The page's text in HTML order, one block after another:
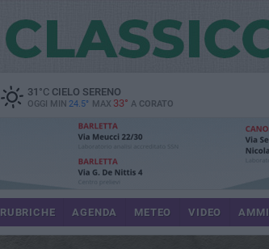
31 °CCIELO SERENO
OGGI MIN 24.5° MAX 33° A CORATO
RUBRICHE AGENDA METEO VIDEO